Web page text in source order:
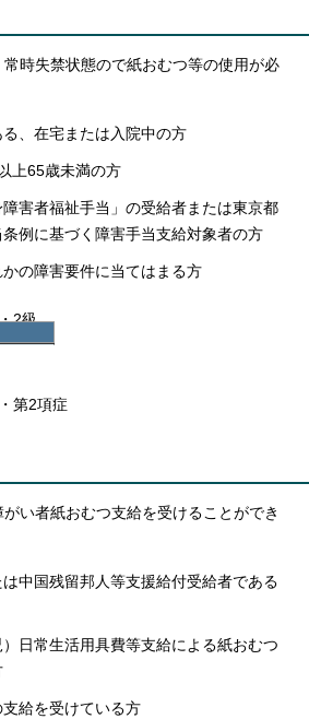
時失禁状態ので紙おむつ等の使用が必
、在宅または入院中の方
上65歳未満の方
障害者福祉手当」の受給者または東京都
例に基づく障害手当支給対象者の方
の障害要件に当てはまる方
2級
第2項症
い者紙おむつ支給を受けることができ
中国残留邦人等支援給付受給者である
日常生活用具費等支給による紙おむつ
給を受けている方